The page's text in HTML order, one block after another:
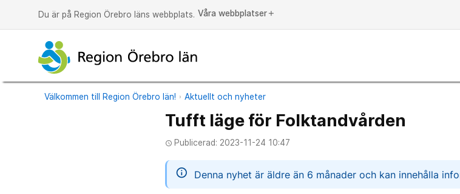
Du är på Region Örebro läns webbplats. Våra webbplatser add
Välkommen till Region Örebro län! Aktuellt och nyheter
Tufft läge för Folktandvården
access_time Publicerad: 2023-11-24 10:47
information
Denna nyhet är äldre än 6 månader och kan innehålla